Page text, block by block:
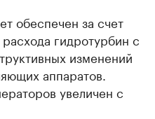
обеспечен за счет
гидротурбин с
изменений
аппаратов.
увеличен с